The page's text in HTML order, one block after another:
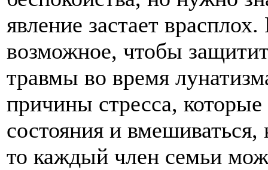
явление застает
возможное, чтобы
травмы во время
причины стресса,
состояния и вмешиваться,
то каждый член семьи